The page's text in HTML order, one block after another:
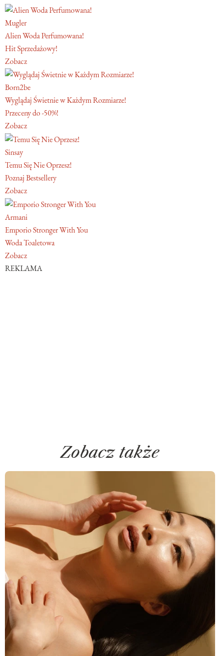
Mugler
Alien Woda Perfumowana!
Hit Sprzedażowy!
Zobacz
Born2be
Wyglądaj Świetnie w Każdym Rozmiarze!
Przeceny do -50%!
Zobacz
Sinsay
Temu Się Nie Oprzesz!
Poznaj Bestsellery
Zobacz
Armani
Emporio Stronger With You
Woda Toaletowa
Zobacz
REKLAMA
Zobacz także